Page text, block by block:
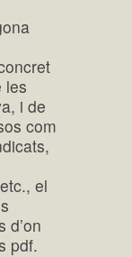
les
i de
com
el
d’on
pdf.